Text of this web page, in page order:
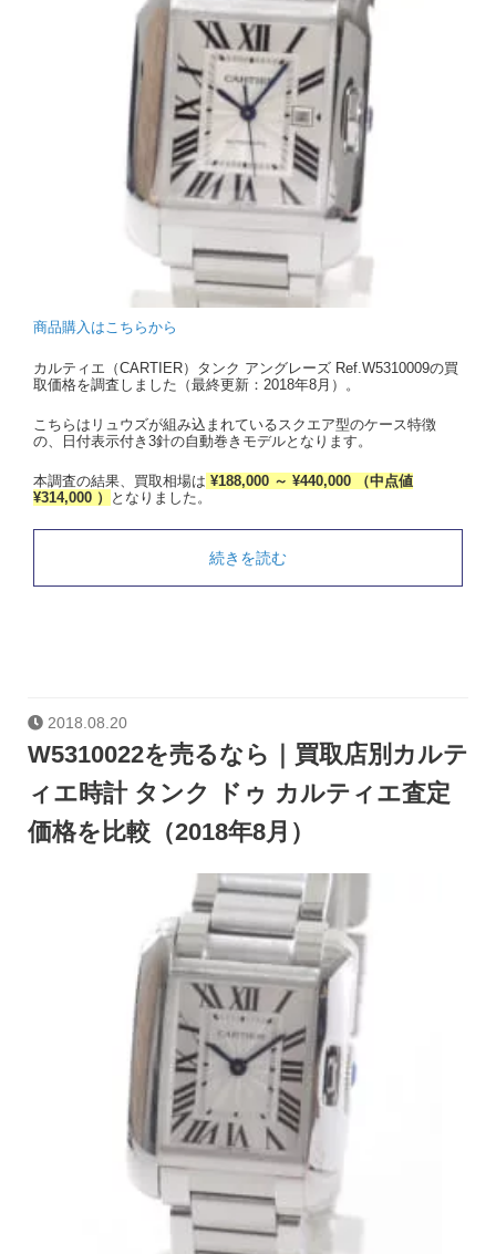
商品購入はこちらから
カルティエ（CARTIER）タンク アングレーズ Ref.W5310009の買
取価格を調査しました（最終更新：2018年8月）。
こちらはリュウズが組み込まれているスクエア型のケース特徴
の、日付表示付き3針の自動巻きモデルとなります。
本調査の結果、買取相場は ¥188,000 ～ ¥440,000 （中点値
¥314,000 ）
となりました。
続きを読む
2018.08.20
W5310022を売るなら｜買取店別カルテ
ィエ時計 タンク ドゥ カルティエ査定
価格を比較（2018年8月）